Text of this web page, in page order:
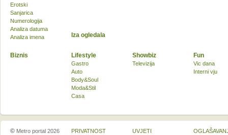
Biznis Lifestyle
Gastro
Auto
Body&Soul
Moda&Stil
Casa
Showbiz
Televizija
Fun
Vic dana
Interni vju
Erotski
Sanjarica
Numerologija
Analiza datuma
Analiza imena
Iza ogledala
© Metro portal 2026 PRIVATNOST UVJETI